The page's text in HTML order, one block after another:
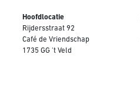
Hoofdlocatie
Rijdersstraat 92
Café de Vriendschap
1735 GG 't Veld